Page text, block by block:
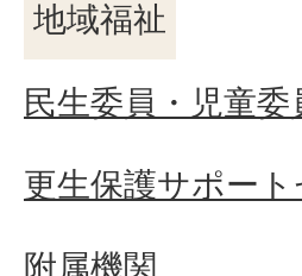
地域福祉
民生委員・児童委
更生保護サポー
附属機関